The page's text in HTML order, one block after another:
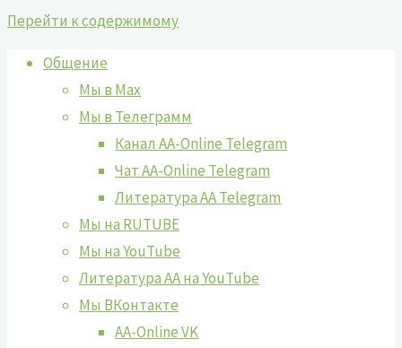
Перейти к содержимому
Общение
Мы в Max
Мы в Телеграмм
Канал AA-Online Telegram
Чат AA-Online Telegram
Литература АА Telegram
Мы на RUTUBE
Мы на YouTube
Литература АА на YouTube
Мы ВКонтакте
AA-Online VK